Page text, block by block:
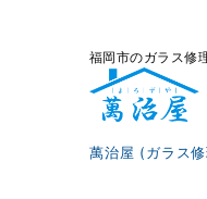
福岡市のガラス修
萬治屋 (ガラス